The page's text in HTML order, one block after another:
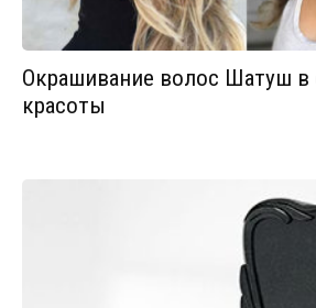
Окрашивание волос Шатуш в
красоты